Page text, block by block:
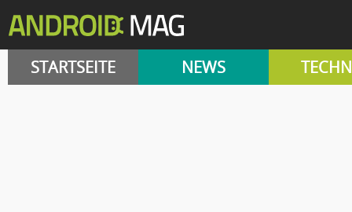
STARTSEITE NEWS